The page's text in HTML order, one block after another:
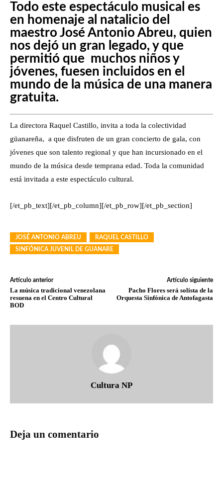
Todo este espectáculo musical es
en homenaje al natalicio del
maestro José Antonio Abreu, quien
nos dejó un gran legado, y que
permitió que muchos niños y
jóvenes, fuesen incluidos en el
mundo de la música de una manera
gratuita.
La directora Raquel Castillo, invita a toda la colectividad
güanareña, a que disfruten de un gran concierto de gala, con
jóvenes que son talento regional y que han incursionado en el
mundo de la música desde temprana edad. Toda la comunidad
está invitada a este espectáculo cultural.
[/et_pb_text][/et_pb_column][/et_pb_row][/et_pb_section]
JOSÉ ANTONIO ABREU
RAQUEL CASTILLO
SINFÓNICA JUVENIL DE GUANARE
Artículo anterior
La música tradicional venezolana
resuena en el Centro Cultural
BOD
Artículo siguiente
Pacho Flores será solista de la
Orquesta Sinfónica de Antofagasta
Cultura NP
Deja un comentario